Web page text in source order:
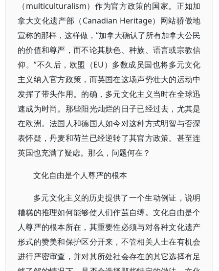
（multiculturalism）作为官方政策的国家。正如加
拿大文化遗产部（Canadian Heritage）网站骄傲地
宣称的那样，这样做，“加拿大确认了所有加拿大公民
的价值和尊严，而不论其肤色、种族、语言或宗教信
仰。”不久后，欧盟（EU）多数成员国也将多元文化
主义纳入官方政策，而英国在这场声势壮大的运动中
发挥了带头作用。的确，多元文化主义当时在全球迅
速成为时尚。那些阳光灿烂的日子已经过去，尤其是
在欧洲。法国人和德国人如今对这种方式明智与否深
表怀疑，丹麦和荷兰已经逆转了其官方政策。甚至连
英国也充满了疑虑。那么，问题何在？
文化自由是个人尊严的根本
多元文化主义的历史提供了一个生动例证，说明
糟糕的推理如何能够使人们作茧自缚。文化自由是个
人尊严的根本所在，其重要性必须与对各种文化遗产
形式的赞美和保护区分开来，不管相关人士在有机会
进行严密审查，并对其所处社会存在的其它选择有足